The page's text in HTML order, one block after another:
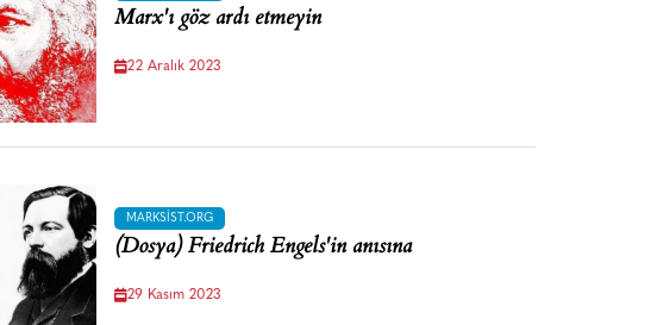
Marx'ı göz ardı etmeyin
22 Aralık 2023
MARKSIST.ORG
(Dosya) Friedrich Engels'in anısına
29 Kasım 2023